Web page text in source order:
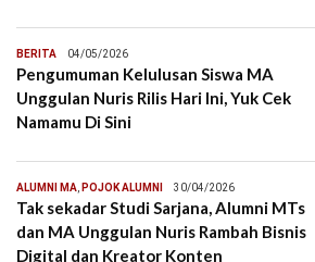
BERITA 04/05/2026
Pengumuman Kelulusan Siswa MA
Unggulan Nuris Rilis Hari Ini, Yuk Cek
Namamu Di Sini
ALUMNI MA, POJOK ALUMNI 30/04/2026
Tak sekadar Studi Sarjana, Alumni MTs
dan MA Unggulan Nuris Rambah Bisnis
Digital dan Kreator Konten